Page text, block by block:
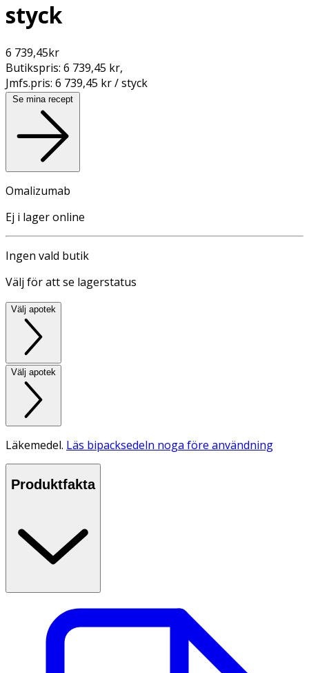
styck
6 739,45kr
Butikspris: 6 739,45 kr,
Jmfs.pris: 6 739,45 kr / styck
Se mina recept
Omalizumab
Ej i lager online
Ingen vald butik
Välj för att se lagerstatus
Välj apotek
Välj apotek
Läkemedel. Läs bipacksedeln noga före användning
Produktfakta